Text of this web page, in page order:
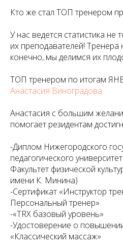
Кто же стал ТОП тренером
У нас ведется статистика не
их преподавателей! Тренера
конечно, мы делимся их
ТОП тренером по итогам
Анастасия Виноградова
Анастасия с большим
помогает резидентам
-Диплом Нижегородского
педагогического
Факультет физической
имени К. Минина)
-Сертификат «Инструктор
Персональный тренер»
-«TRX базовый уровень»
-Удостоверение о
«Классический массаж»